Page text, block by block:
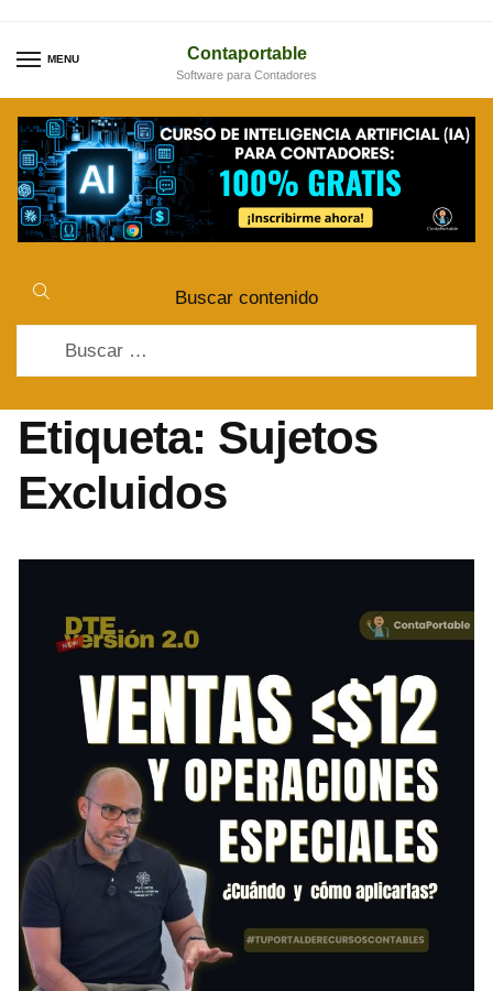
to
to
MENU Contaportable
Software para Contadores
Buscar contenido
Etiqueta: Sujetos
Excluidos